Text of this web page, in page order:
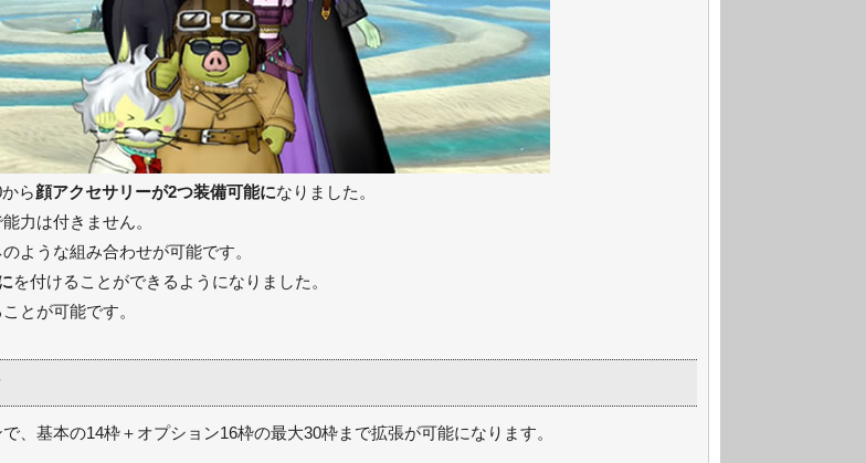
ら顔アクセサリーが2つ装備可能になりました。
力は付きません。
ような組み合わせが可能です。
を付けることができるようになりました。
とが可能です。
、基本の14枠＋オプション16枠の最大30枠まで拡張が可能になります。